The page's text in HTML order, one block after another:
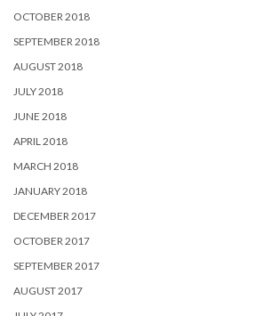
OCTOBER 2018
SEPTEMBER 2018
AUGUST 2018
JULY 2018
JUNE 2018
APRIL 2018
MARCH 2018
JANUARY 2018
DECEMBER 2017
OCTOBER 2017
SEPTEMBER 2017
AUGUST 2017